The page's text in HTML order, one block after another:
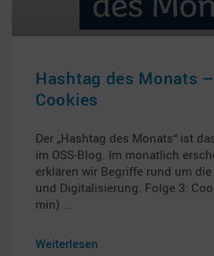
Hashtag des Monats
Cookies
Der „Hashtag des Monats“ ist
im OSS-Blog. Im monatlich
erklären wir Begriffe rund um
und Digitalisierung. Folge 3:
min)
Weiterlesen